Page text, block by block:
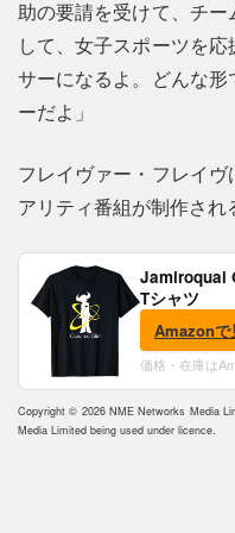
助の要請を受けて、チ
して、女子スポーツを
サーになるよ。どんな
ーだよ」
フレイヴァー・フレイ
アリティ番組が制作され
Jamiroquai
Tシャツ
Amazonで
価格・在庫は
Copyright © 2026 NME Networks Media
Media Limited being used under licence.